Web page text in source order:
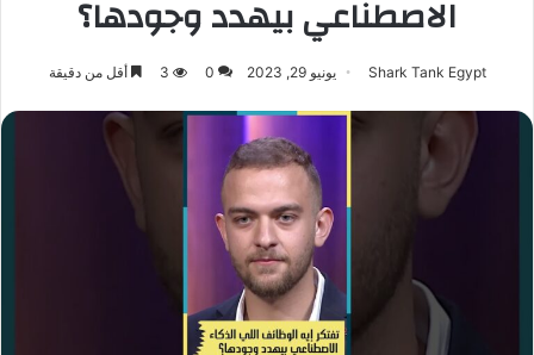
الاصطناعي بيهدد وجودها؟
Shark Tank Egypt يونيو 29, 2023 0
3 أقل من دقيقة